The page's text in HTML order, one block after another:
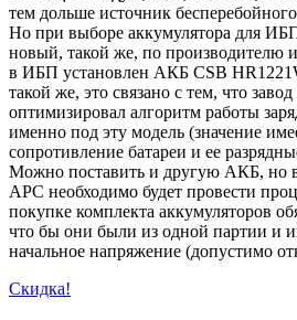
тем дольше источник
Но при выборе аккумулятора для
новый, такой же, по производителю
в ИБП установлен АКБ CSB
такой же, это связано с тем, что
оптимизировал алгоритм работы
именно под эту модель (значение
сопротивление батареи и ее
Можно поставить и другую АКБ, но
APC необходимо будет провести
покупке комплекта аккумуляторов
что бы они были из одной партии и
начальное напряжение (допустимо
Скидка!